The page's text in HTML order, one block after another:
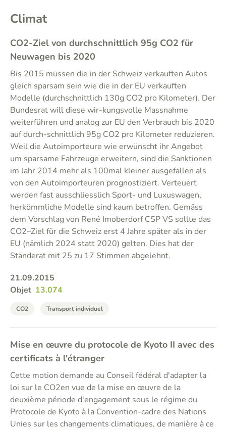
Climat
CO2-Ziel von durchschnittlich 95g CO2 für
Neuwagen bis 2020
Bis 2015 müssen die in der Schweiz verkauften Autos
gleich sparsam sein wie die in der EU verkauften
Modelle (durchschnittlich 130g CO2 pro Kilometer). Der
Bundesrat will diese wir-kungsvolle Massnahme
weiterführen und analog zur EU den Verbrauch bis 2020
auf durch-schnittlich 95g CO2 pro Kilometer reduzieren.
Weil die Autoimporteure wie erwünscht ihr Angebot
um sparsame Fahrzeuge erweitern, sind die Sanktionen
im Jahr 2014 mehr als 100mal kleiner ausgefallen als
von den Autoimporteuren prognostiziert. Verteuert
werden fast ausschliesslich Sport- und Luxuswagen,
herkömmliche Modelle sind kaum betroffen. Gemäss
dem Vorschlag von René Imoberdorf CSP VS sollte das
CO2–Ziel für die Schweiz erst 4 Jahre später als in der
EU (nämlich 2024 statt 2020) gelten. Dies hat der
Ständerat mit 25 zu 17 Stimmen abgelehnt.
21.09.2015
Objet 13.074
CO2 Transport individuel
Mise en œuvre du protocole de Kyoto II avec des
certificats à l'étranger
Cette motion demande au Conseil fédéral d'adapter la
loi sur le CO2en vue de la mise en œuvre de la
deuxième période d'engagement sous le régime du
Protocole de Kyoto à la Convention-cadre des Nations
Unies sur les changements climatiques, de manière à ce